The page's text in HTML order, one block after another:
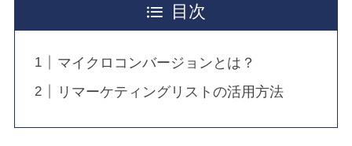
HOME
ABOUT
目次
マイクロコンバージョンとは？
リマーケティングリストの活用方法